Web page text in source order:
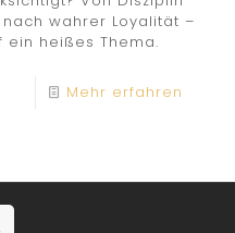
wahrer Loyalität –
heißes Thema.
Mehr erfahren